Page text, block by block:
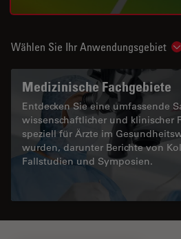
Wählen Sie Ihr Anwendungsgebiet
Medizinische Fachgebiete
Entdecken Sie eine umfassende
wissenschaftlicher und klinischer
speziell für Ärzte im
wurden, darunter Berichte von
Fallstudien und Symposien.